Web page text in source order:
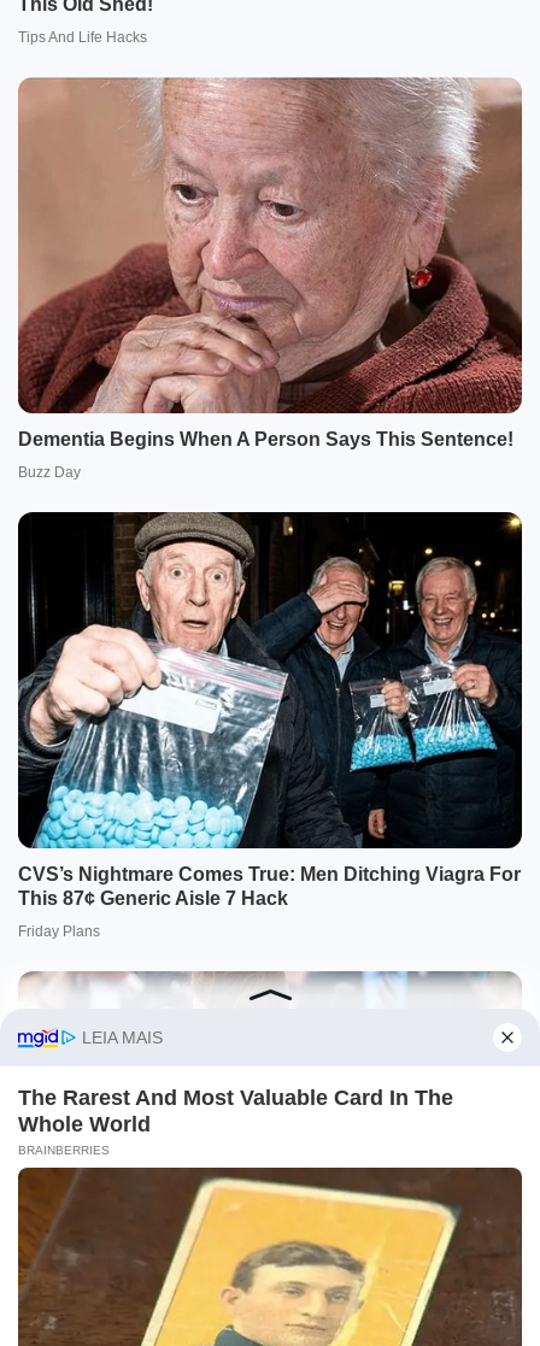
O site Campo Maior Em Foco utiliza cookies e outras
tecnologias semelhantes para recomendar conteúdo de seu
interesse. Ao prosseguir, você concorda com tal
monitoramento.
Leia mais CONCORDO